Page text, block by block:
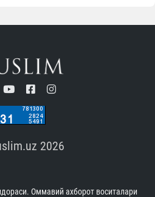
2026
Оммавий ахборот воситалари